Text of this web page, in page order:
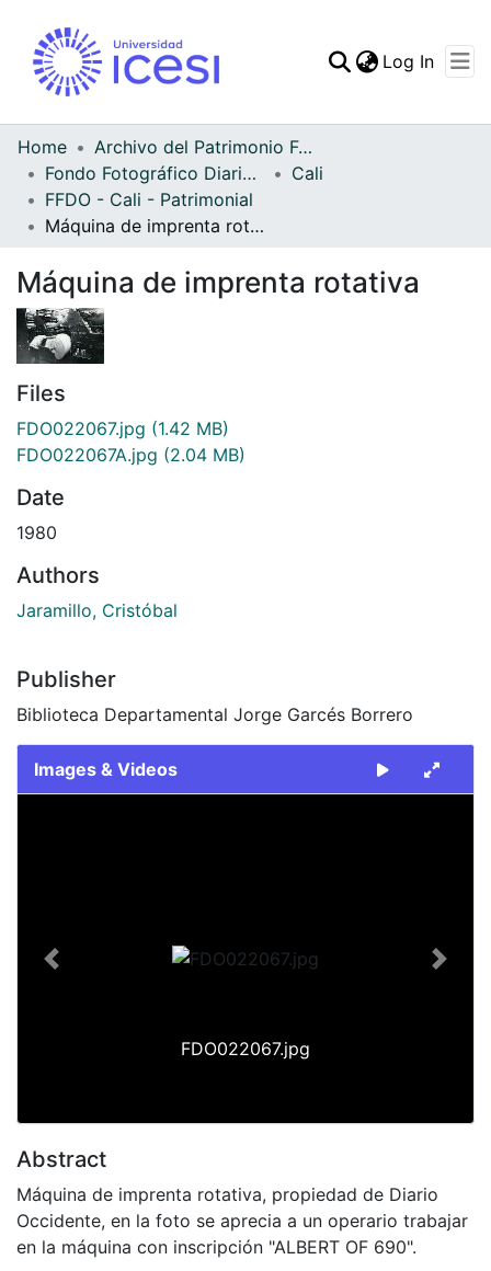
Statistics
Log In
Home
Archivo del Patrimonio Fotográfico y Fílmico del Valle del Cauca
Fondo Fotográfico Diario Occidente
Cali
FFDO - Cali - Patrimonial
Máquina de imprenta rotativa
Máquina de imprenta rotativa
Files
FDO022067.jpg (1.42 MB)
FDO022067A.jpg (2.04 MB)
Date
1980
Authors
Jaramillo, Cristóbal
Publisher
Biblioteca Departamental Jorge Garcés Borrero
Images & Videos
FDO022067.jpg
Previous Next
Abstract
Máquina de imprenta rotativa, propiedad de Diario
Occidente, en la foto se aprecia a un operario trabajar
en la máquina con inscripción "ALBERT OF 690".